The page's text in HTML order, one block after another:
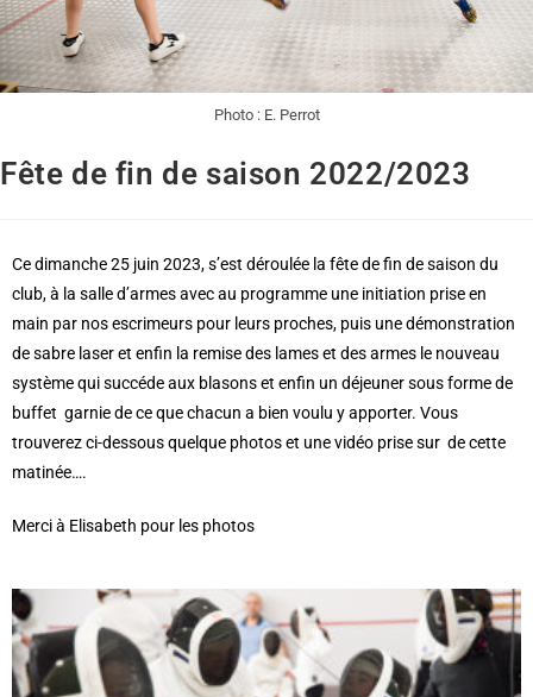
Photo : E. Perrot
Fête de fin de saison 2022/2023
Ce dimanche 25 juin 2023, s’est déroulée la fête de fin de saison du
club, à la salle d’armes avec au programme une initiation prise en
main par nos escrimeurs pour leurs proches, puis une démonstration
de sabre laser et enfin la remise des lames et des armes le nouveau
système qui succéde aux blasons et enfin un déjeuner sous forme de
buffet garnie de ce que chacun a bien voulu y apporter. Vous
trouverez ci-dessous quelque photos et une vidéo prise sur de cette
matinée….
Merci à Elisabeth pour les photos